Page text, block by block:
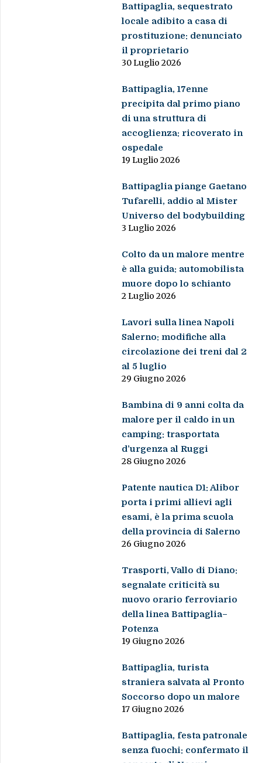
Battipaglia, sequestrato
locale adibito a casa di
prostituzione: denunciato
il proprietario
30 Luglio 2026
Battipaglia, 17enne
precipita dal primo piano
di una struttura di
accoglienza: ricoverato in
ospedale
19 Luglio 2026
Battipaglia piange Gaetano
Tufarelli, addio al Mister
Universo del bodybuilding
3 Luglio 2026
Colto da un malore mentre
è alla guida: automobilista
muore dopo lo schianto
2 Luglio 2026
Lavori sulla linea Napoli
Salerno: modifiche alla
circolazione dei treni dal 2
al 5 luglio
29 Giugno 2026
Bambina di 9 anni colta da
malore per il caldo in un
camping: trasportata
d’urgenza al Ruggi
28 Giugno 2026
Patente nautica D1: Alibor
porta i primi allievi agli
esami, è la prima scuola
della provincia di Salerno
26 Giugno 2026
Trasporti, Vallo di Diano:
segnalate criticità su
nuovo orario ferroviario
della linea Battipaglia–
Potenza
19 Giugno 2026
Battipaglia, turista
straniera salvata al Pronto
Soccorso dopo un malore
17 Giugno 2026
Battipaglia, festa patronale
senza fuochi: confermato il